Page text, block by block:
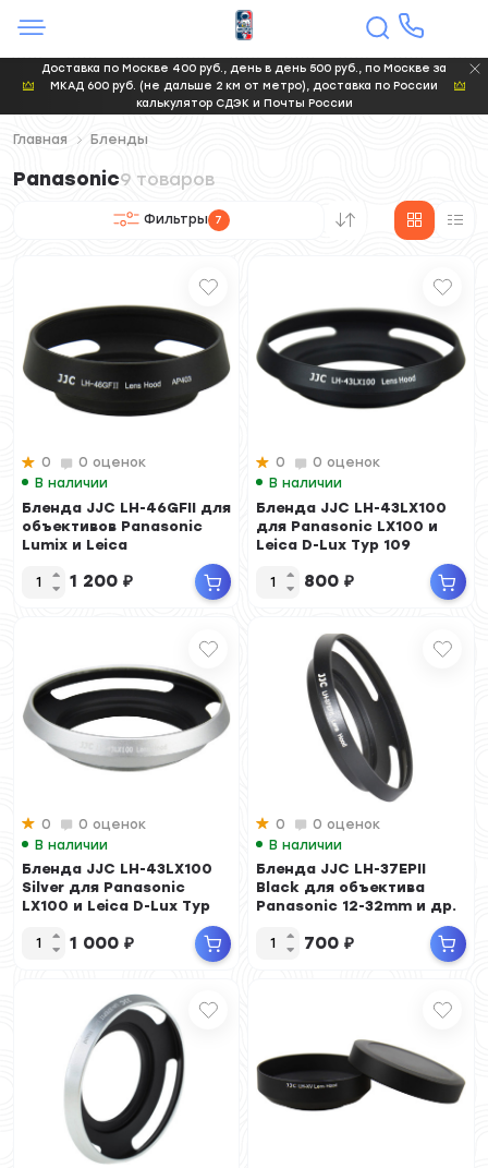
Доставка по Москве 400 руб., день в день 500 руб., по Москве за
МКАД 600 руб. (не дальше 2 км от метро), доставка по России
калькулятор СДЭК и Почты России
Главная Бленды
Panasonic9 товаров
Фильтры 7
0
0 оценок
В наличии
Бленда JJC LH-46GFII для
объективов Panasonic
Lumix и Leica
1 200 ₽
0
0 оценок
В наличии
Бленда JJC LH-43LX100
для Panasonic LX100 и
Leica D-Lux Typ 109
800 ₽
0
0 оценок
В наличии
Бленда JJC LH-43LX100
Silver для Panasonic
LX100 и Leica D-Lux Typ
1 000 ₽
0
0 оценок
В наличии
Бленда JJC LH-37EPII
Black для объектива
Panasonic 12-32mm и др.
700 ₽